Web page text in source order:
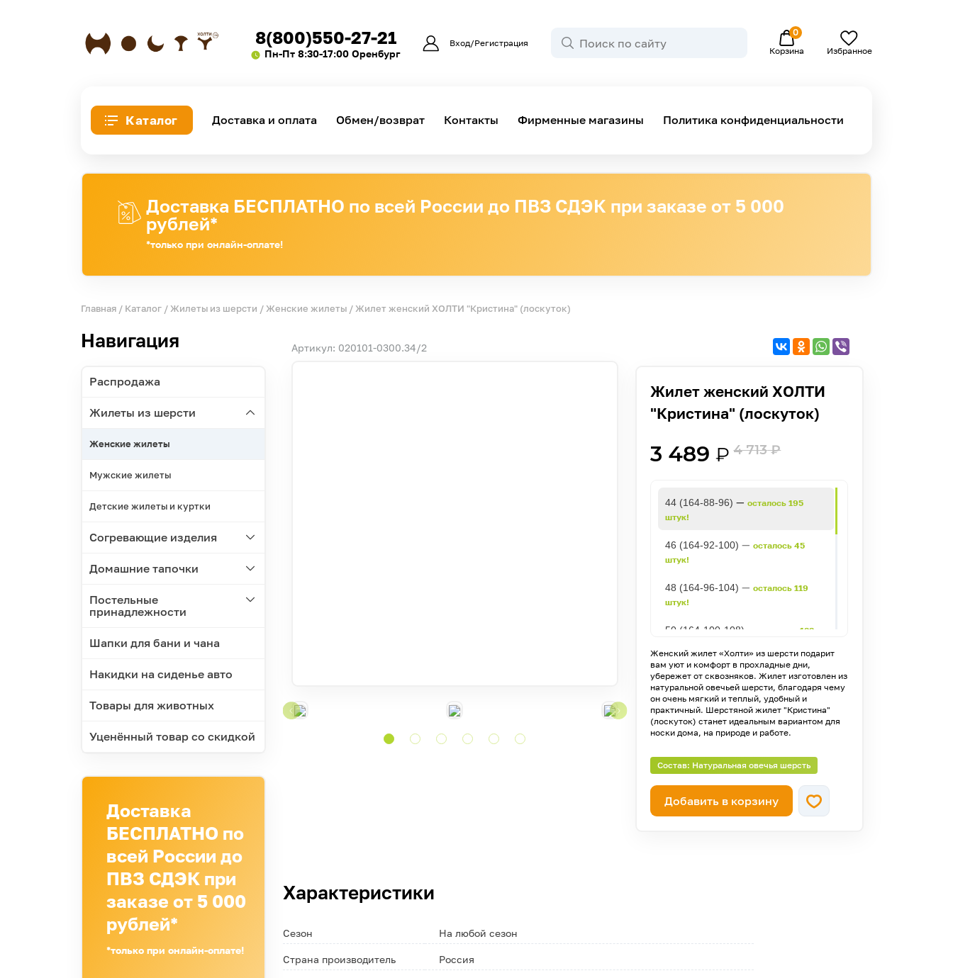
8(800)550-27-21
Пн-Пт 8:30-17:00 Оренбург
Вход/Регистрация
0
Корзина Избранное
Каталог Доставка и оплата Обмен/возврат Контакты Фирменные магазины Политика конфиденциальности
Доставка БЕСПЛАТНО по всей России до ПВЗ СДЭК при заказе от 5 000
рублей*
*только при онлайн-оплате!
Главная / Каталог / Жилеты из шерсти / Женские жилеты / Жилет женский ХОЛТИ "Кристина" (лоскуток)
Навигация
Распродажа
Жилеты из шерсти
Женские жилеты
Мужские жилеты
Детские жилеты и куртки
Согревающие изделия
Домашние тапочки
Постельные
принадлежности
Шапки для бани и чана
Накидки на сиденье авто
Товары для животных
Уценённый товар со скидкой
Доставка
БЕСПЛАТНО по
всей России до
ПВЗ СДЭК при
заказе от 5 000
рублей*
*только при онлайн-оплате!
Артикул: 020101-0300.34/2
Жилет женский ХОЛТИ
"Кристина" (лоскуток)
3 489 ₽ 4 713₽
44 (164-88-96) —осталось 195
штук!
46 (164-92-100) —осталось 45
штук!
48 (164-96-104) —осталось 119
штук!
50 (164-100-108)
осталось 123
52 (164-104-112)—осталось 110
штук!
54 (164-108-116)—осталось 122
штуки!
56 (164-112-120)—осталось 123
штуки!
58 (164-116-124)—осталось 146
штук!
Женский жилет «Холти» из шерсти подарит
вам уют и комфорт в прохладные дни,
убережет от сквозняков. Жилет изготовлен из
натуральной овечьей шерсти, благодаря чему
он очень мягкий и теплый, удобный и
практичный. Шерстяной жилет "Кристина"
(лоскуток) станет идеальным вариантом для
носки дома, на природе и работе.
Состав: Натуральная овечья шерсть
Добавить в корзину
Характеристики
Сезон На любой сезон
Страна производитель Россия